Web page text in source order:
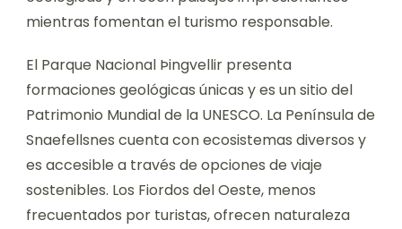
mientras fomentan el turismo responsable.
El Parque Nacional Þingvellir presenta
formaciones geológicas únicas y es un sitio del
Patrimonio Mundial de la UNESCO. La Península de
Snaefellsnes cuenta con ecosistemas diversos y
es accesible a través de opciones de viaje
sostenibles. Los Fiordos del Oeste, menos
frecuentados por turistas, ofrecen naturaleza